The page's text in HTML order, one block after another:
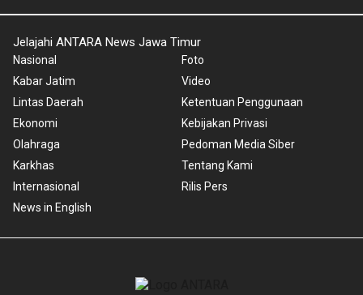
Jelajahi ANTARA News Jawa Timur
Nasional
Kabar Jatim
Lintas Daerah
Ekonomi
Olahraga
Karkhas
Internasional
News in English
Foto
Video
Ketentuan Penggunaan
Kebijakan Privasi
Pedoman Media Siber
Tentang Kami
Rilis Pers